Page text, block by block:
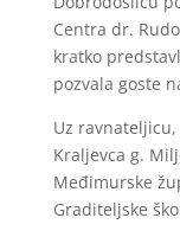
Centra dr.
kratko
pozvala goste
Uz
Kraljevca g.
Međimurske
Graditeljske